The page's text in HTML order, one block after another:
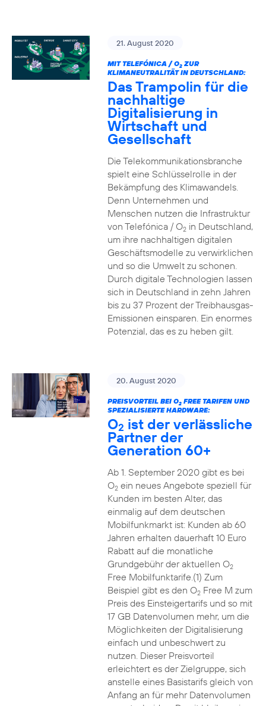
21. August 2020
MIT TELEFÓNICA / O2ZUR
KLIMANEUTRALITÄT IN DEUTSCHLAND:
Das Trampolin für die
nachhaltige
Digitalisierung in
Wirtschaft und
Gesellschaft
Die Telekommunikationsbranche
spielt eine Schlüsselrolle in der
Bekämpfung des Klimawandels.
Denn Unternehmen und
Menschen nutzen die Infrastruktur
von Telefónica / O2in Deutschland,
um ihre nachhaltigen digitalen
Geschäftsmodelle zu verwirklichen
und so die Umwelt zu schonen.
Durch digitale Technologien lassen
sich in Deutschland in zehn Jahren
bis zu 37 Prozent der Treibhausgas-
Emissionen einsparen. Ein enormes
Potenzial, das es zu heben gilt.
20. August 2020
PREISVORTEIL BEI O2FREE TARIFEN UND
SPEZIALISIERTE HARDWARE:
O2 ist der verlässliche
Partner der
Generation 60+
Ab 1. September 2020 gibt es bei
O2ein neues Angebote speziell für
Kunden im besten Alter, das
einmalig auf dem deutschen
Mobilfunkmarkt ist: Kunden ab 60
Jahren erhalten dauerhaft 10 Euro
Rabatt auf die monatliche
Grundgebühr der aktuellen O2
Free Mobilfunktarife.(1) Zum
Beispiel gibt es den O2Free M zum
Preis des Einsteigertarifs und so mit
17 GB Datenvolumen mehr, um die
Möglichkeiten der Digitalisierung
einfach und unbeschwert zu
nutzen. Dieser Preisvorteil
erleichtert es der Zielgruppe, sich
anstelle eines Basistarifs gleich von
Anfang an für mehr Datenvolumen